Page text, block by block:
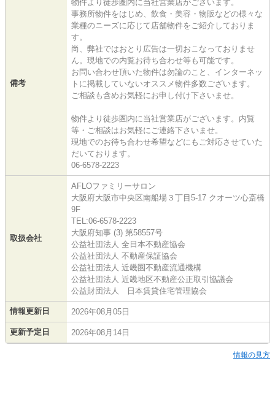
備考
物件より徒歩圏内に当社営業店がございます。
事務所物件をはじめ、飲食・美容・物販などの様々な
業種のニーズに応じて店舗物件をご紹介しておりま
す。
尚、弊社ではおとり広告は一切おこなっておりませ
ん。現地での内覧お待ち合わせ等も可能です。
お問い合わせ頂いた物件は勿論のこと、インターネッ
トに掲載していないオススメ物件多数ございます。
ご相談も含めお気軽にお申し付け下さいませ。
物件より徒歩圏内に当社営業店がございます。内覧
等・ご相談はお気軽にご連絡下さいませ。
現地でのお待ち合わせ希望などにもご対応させていた
だいております。
06-6578-2223
取扱会社
AFLOファミリーサロン
大阪府大阪市中央区南船場３丁目5-17 クオーツ心斎橋
9F
TEL:06-6578-2223
大阪府知事 (3) 第58557号
公益社団法人 全日本不動産協会
公益社団法人 不動産保証協会
公益社団法人 近畿圏不動産流通機構
公益社団法人 近畿地区不動産公正取引協議会
公益財団法人 日本賃貸住宅管理協会
情報更新日 2026年08月05日
更新予定日 2026年08月14日
情報の見方